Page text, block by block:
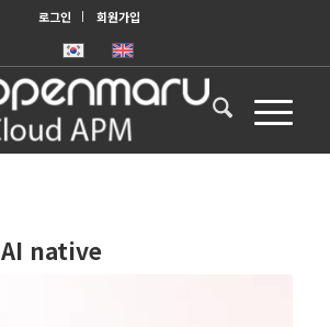
로그인 회원가입
AI native